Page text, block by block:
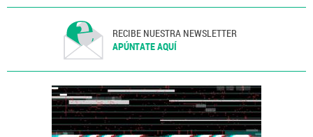
RECIBE NUESTRA NEWSLETTER
APÚNTATE AQUÍ